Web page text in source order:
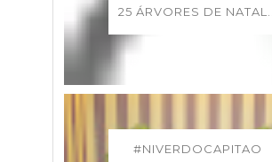
25 ÁRVORES DE NATAL...
#NIVERDOCAPITAO